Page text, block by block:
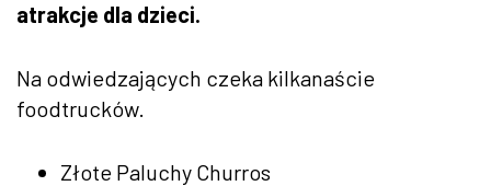
atrakcje dla dzieci.
Na odwiedzających czeka kilkanaście
foodtrucków.
Złote Paluchy Churros